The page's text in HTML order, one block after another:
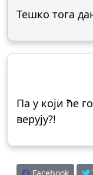
Тешко тога
Па у који ће
верују?!